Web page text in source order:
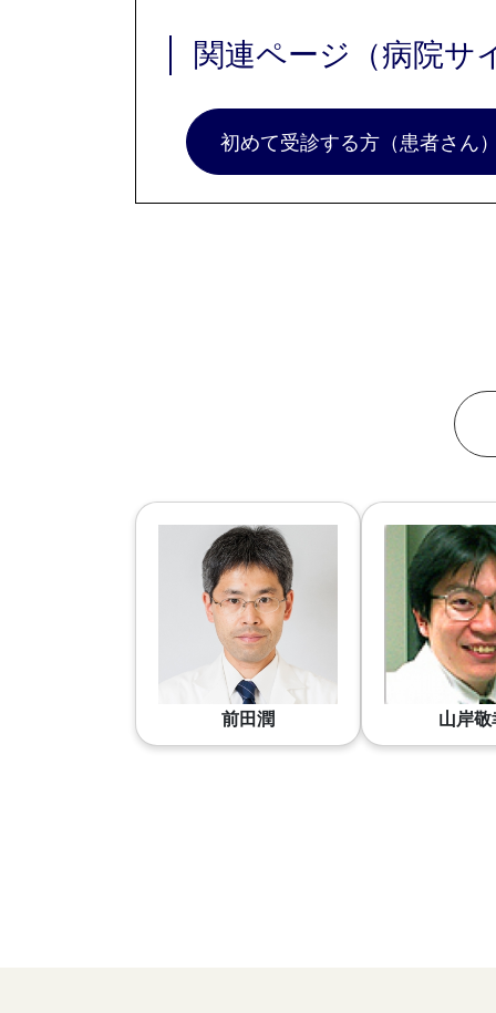
関連ページ（病院サ
初めて受診する方（患者さん
前田潤 山岸